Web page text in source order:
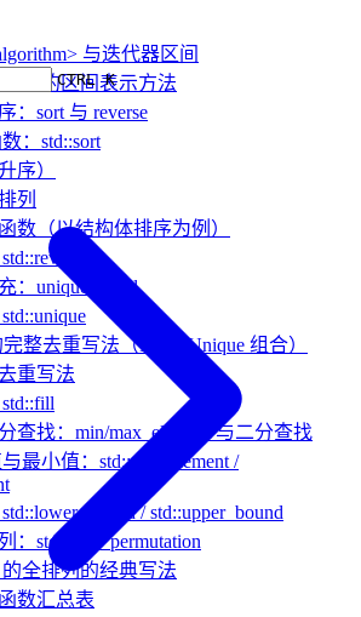
CTRL K
与迭代器区间
组的区间表示方法
：sort 与 reverse
：std::sort
序）
列
数（以结构体排序为例）
：unique 与 fill
整去重写法（Erase-Unique 组合）
重写法
查找：min/max_element 与二分查找
最小值：std::min_element /
/ std::upper_bound
：std::next_permutation
全排列的经典写法
数汇总表